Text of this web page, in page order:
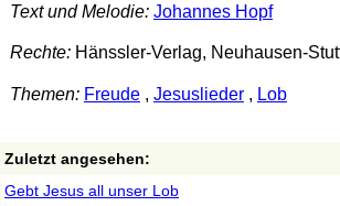
Text und Melodie: Johannes Hopf
Rechte:Hänssler-Verlag, Neuhausen-
Themen: Freude, Jesuslieder, Lob
Zuletzt angesehen:
Gebt Jesus all unser Lob